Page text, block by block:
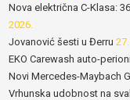
Nova električna C-Klasa:
2026.
Jovanović šesti u Đerru
EKO Carewash auto-
Novi Mercedes-Maybach
Vrhunska udobnost na